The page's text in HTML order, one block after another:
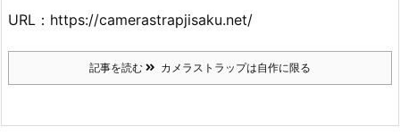
URL：https://camerastrapjisaku.net/
記事を読む カメラストラップは自作に限る